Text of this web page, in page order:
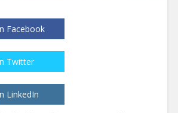
Facebook
Twitter
LinkedIn